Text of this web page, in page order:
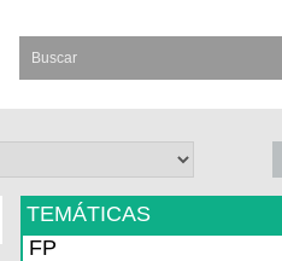
TEMÁTICAS
FP